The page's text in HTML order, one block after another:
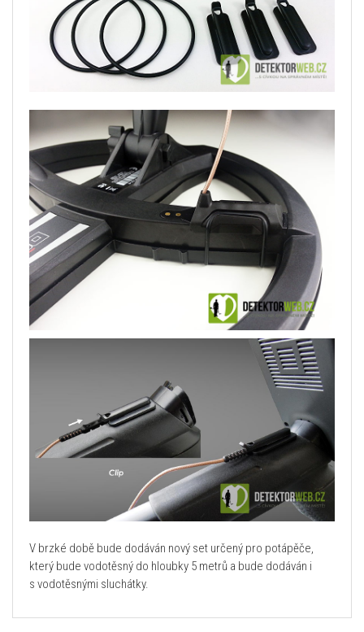
V brzké době bude dodáván nový set určený pro potápěče,
který bude vodotěsný do hloubky 5 metrů a bude dodáván i
s vodotěsnými sluchátky.